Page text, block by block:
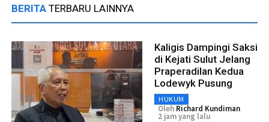
BERITA TERBARU LAINNYA
Kaligis Dampingi Saksi
di Kejati Sulut Jelang
Praperadilan Kedua
Lodewyk Pusung
HUKUM
Oleh Richard Kundiman
2 jam yang lalu